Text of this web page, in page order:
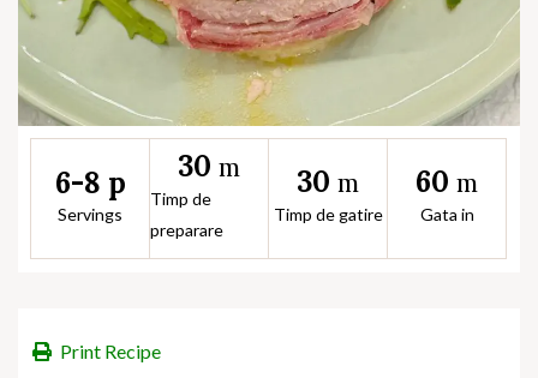
6-8 p
Servings
30 m
Timp de
preparare
30 m
Timp de gatire
60 m
Gata in
Print Recipe